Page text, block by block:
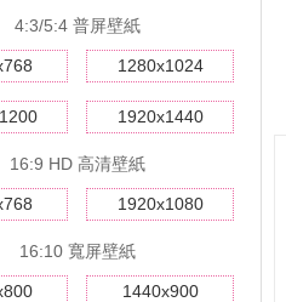
4:3/5:4 普屏壁紙
1280x1024
1920x1440
16:9 HD 高清壁紙
1920x1080
16:10 寬屏壁紙
1440x900